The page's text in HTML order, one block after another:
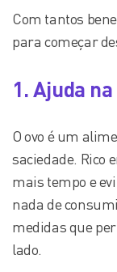
Com tantos
para começar
1. Ajuda
O ovo é um
saciedade. Rico
mais tempo e
nada de
medidas que
lado.